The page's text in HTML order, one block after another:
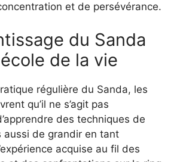
et de persévérance.
du Sanda
de la vie
régulière du Sanda, les
qu’il ne s’agit pas
des techniques de
aussi de grandir en tant
acquise au fil des